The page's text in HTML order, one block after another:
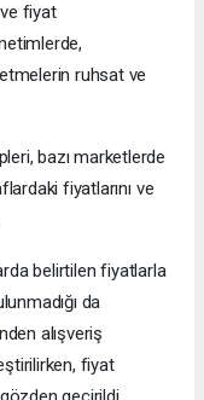
ve fiyat
ruhsat ve
bazı marketlerde
fiyatlarını ve
belirtilen fiyatlarla
da
alışveriş
fiyat